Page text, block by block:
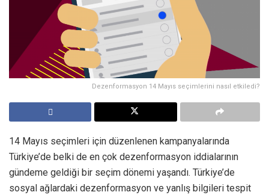
Dezenformasyon 14 Mayıs seçimlerini nasıl etkiledi?
14 Mayıs seçimleri için düzenlenen kampanyalarında
Türkiye’de belki de en çok dezenformasyon iddialarının
gündeme geldiği bir seçim dönemi yaşandı. Türkiye’de
sosyal ağlardaki dezenformasyon ve yanlış bilgileri tespit